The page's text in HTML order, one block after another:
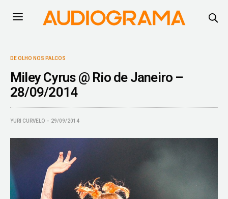
DE OLHO NOS PALCOS
Miley Cyrus @ Rio de Janeiro –
28/09/2014
YURI CURVELO 29/09/2014